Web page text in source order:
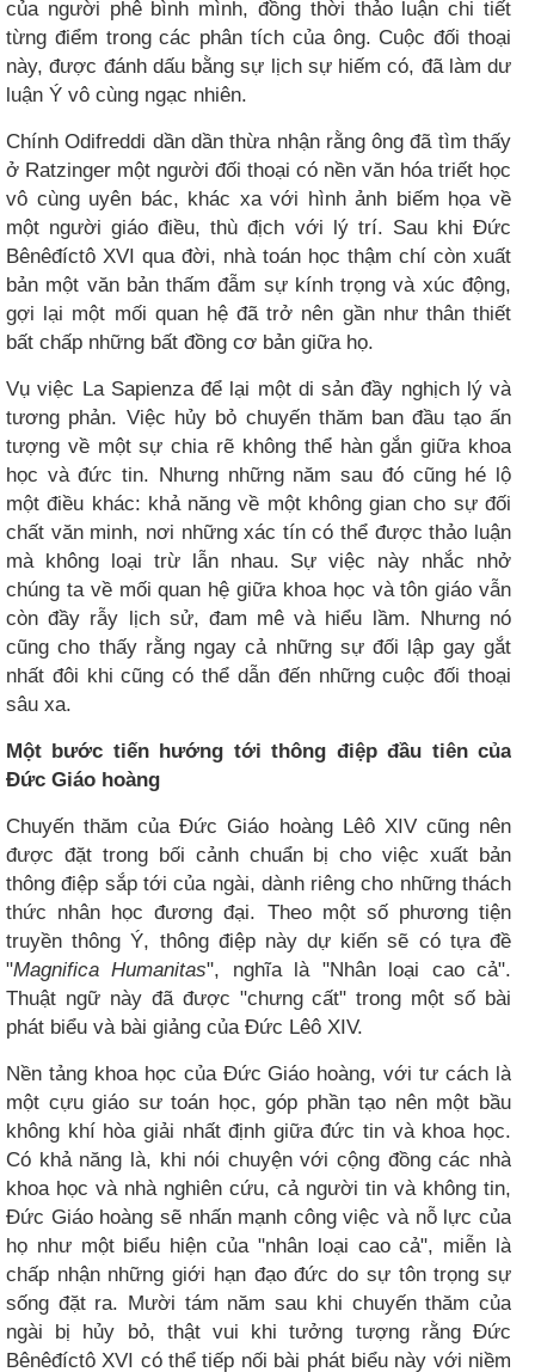
của người phê bình mình, đồng thời thảo luận chi tiết
từng điểm trong các phân tích của ông. Cuộc đối thoại
này, được đánh dấu bằng sự lịch sự hiếm có, đã làm dư
luận Ý vô cùng ngạc nhiên.
Chính Odifreddi dần dần thừa nhận rằng ông đã tìm thấy
ở Ratzinger một người đối thoại có nền văn hóa triết học
vô cùng uyên bác, khác xa với hình ảnh biếm họa về
một người giáo điều, thù địch với lý trí. Sau khi Đức
Bênêđíctô XVI qua đời, nhà toán học thậm chí còn xuất
bản một văn bản thấm đẫm sự kính trọng và xúc động,
gợi lại một mối quan hệ đã trở nên gần như thân thiết
bất chấp những bất đồng cơ bản giữa họ.
Vụ việc La Sapienza để lại một di sản đầy nghịch lý và
tương phản. Việc hủy bỏ chuyến thăm ban đầu tạo ấn
tượng về một sự chia rẽ không thể hàn gắn giữa khoa
học và đức tin. Nhưng những năm sau đó cũng hé lộ
một điều khác: khả năng về một không gian cho sự đối
chất văn minh, nơi những xác tín có thể được thảo luận
mà không loại trừ lẫn nhau. Sự việc này nhắc nhở
chúng ta về mối quan hệ giữa khoa học và tôn giáo vẫn
còn đầy rẫy lịch sử, đam mê và hiểu lầm. Nhưng nó
cũng cho thấy rằng ngay cả những sự đối lập gay gắt
nhất đôi khi cũng có thể dẫn đến những cuộc đối thoại
sâu xa.
Một bước tiến hướng tới thông điệp đầu tiên của
Đức Giáo hoàng
Chuyến thăm của Đức Giáo hoàng Lêô XIV cũng nên
được đặt trong bối cảnh chuẩn bị cho việc xuất bản
thông điệp sắp tới của ngài, dành riêng cho những thách
thức nhân học đương đại. Theo một số phương tiện
truyền thông Ý, thông điệp này dự kiến ​​sẽ có tựa đề
"Magnifica Humanitas", nghĩa là "Nhân loại cao cả".
Thuật ngữ này đã được "chưng cất" trong một số bài
phát biểu và bài giảng của Đức Lêô XIV.
Nền tảng khoa học của Đức Giáo hoàng, với tư cách là
một cựu giáo sư toán học, góp phần tạo nên một bầu
không khí hòa giải nhất định giữa đức tin và khoa học.
Có khả năng là, khi nói chuyện với cộng đồng các nhà
khoa học và nhà nghiên cứu, cả người tin và không tin,
Đức Giáo hoàng sẽ nhấn mạnh công việc và nỗ lực của
họ như một biểu hiện của "nhân loại cao cả", miễn là
chấp nhận những giới hạn đạo đức do sự tôn trọng sự
sống đặt ra. Mười tám năm sau khi chuyến thăm của
ngài bị hủy bỏ, thật vui khi tưởng tượng rằng Đức
Bênêđíctô XVI có thể tiếp nối bài phát biểu này với niềm